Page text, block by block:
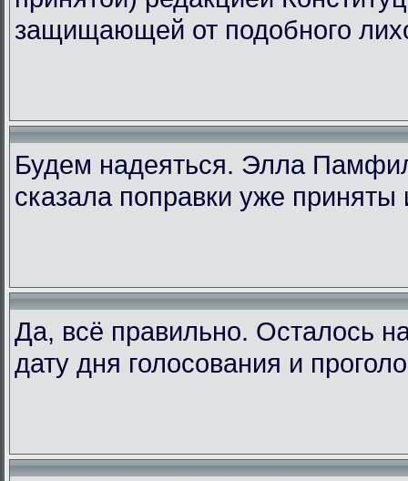
защищающей от подобного
Будем надеяться. Элла
сказала поправки уже
Да, всё правильно. Осталось
дату дня голосования и